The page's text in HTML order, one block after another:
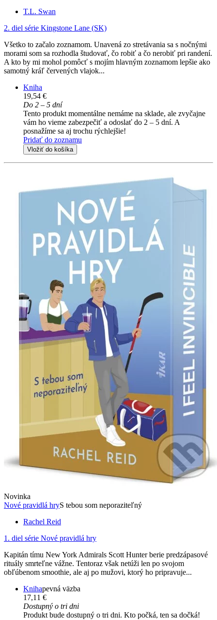
T.L. Swan
2. diel série Kingstone Lane (SK)
Všetko to začalo zoznamom. Unavená zo stretávania sa s nočnými
morami som sa rozhodla študovať, čo robiť a čo nerobiť pri randení.
A kto by mi mohol pomôcť s mojím hlavným zoznamom lepšie ako
samotný kráľ červených vlajok...
Kniha
19,54 €
Do 2 – 5 dní
Tento produkt momentálne nemáme na sklade, ale zvyčajne
vám ho vieme zabezpečiť a odoslať do 2 – 5 dní. A
posnažíme sa aj trochu rýchlejšie!
Pridať do zoznamu
Vložiť do košíka
Novinka
Nové pravidlá hryS tebou som neporaziteľný
Rachel Reid
1. diel série Nové pravidlá hry
Kapitán tímu New York Admirals Scott Hunter berie predzápasové
rituály smrteľne vážne. Tentoraz však netúži len po svojom
obľúbenom smoothie, ale aj po mužovi, ktorý ho pripravuje...
Knihapevná väzba
17,11 €
Dostupný o tri dni
Produkt bude dostupný o tri dni. Kto počká, ten sa dočká!